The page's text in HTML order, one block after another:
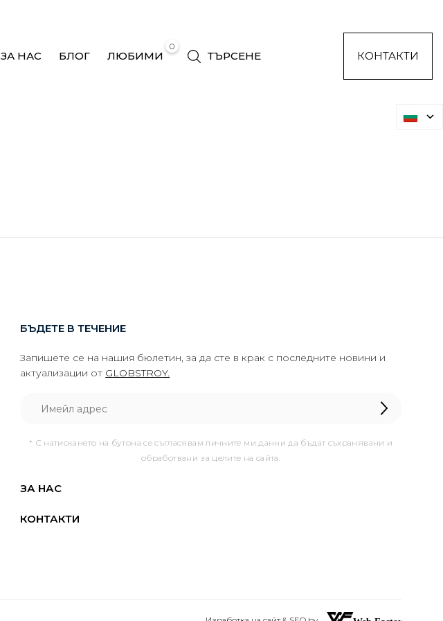
ЗА НАС БЛОГ
0
ЛЮБИМИ ТЪРСЕНЕ КОНТАКТИ
ЗА НАС
КОНТАКТИ
БЪДЕТЕ В ТЕЧЕНИЕ
Запишете се на нашия бюлетин, за да сте в крак с последните новини и
актуализации от GLOBSTROY.
* С натискането на бутона се съгласявам личните ми данни да бъдат съхранявани и
обработвани за целите на сайта.